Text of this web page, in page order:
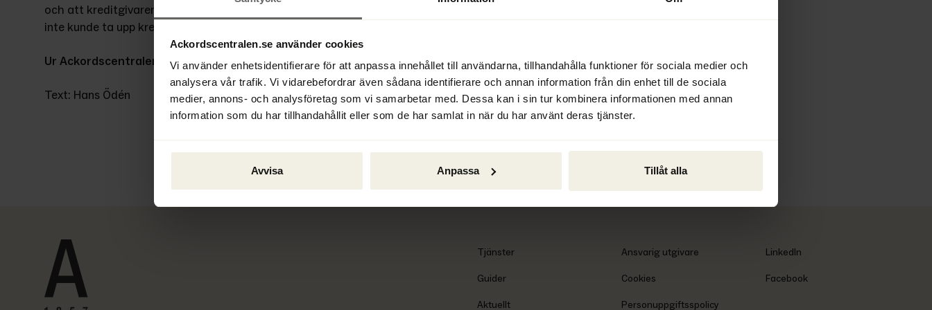
Ackordscentralen.se använder cookies
Vi använder enhetsidentifierare för att anpassa innehållet till användarna, tillhandahålla funktioner för sociala medier och
analysera vår trafik. Vi vidarebefordrar även sådana identifierare och annan information från din enhet till de sociala
medier, annons- och analysföretag som vi samarbetar med. Dessa kan i sin tur kombinera informationen med annan
information som du har tillhandahållit eller som de har samlat in när du har använt deras tjänster.
Avvisa Anpassa Tillåt alla
och att kreditgivaren i detta fall inte hade någon anledning att tro att vederbörande
inte kunde ta upp krediten.
Ur Ackordscentralen Nyheter nr 1 2022
Text: Hans Ödén
Tjänster
Guider
Aktuellt
Ansvarig utgivare
Cookies
Personuppgiftsspolicy
LinkedIn
Facebook